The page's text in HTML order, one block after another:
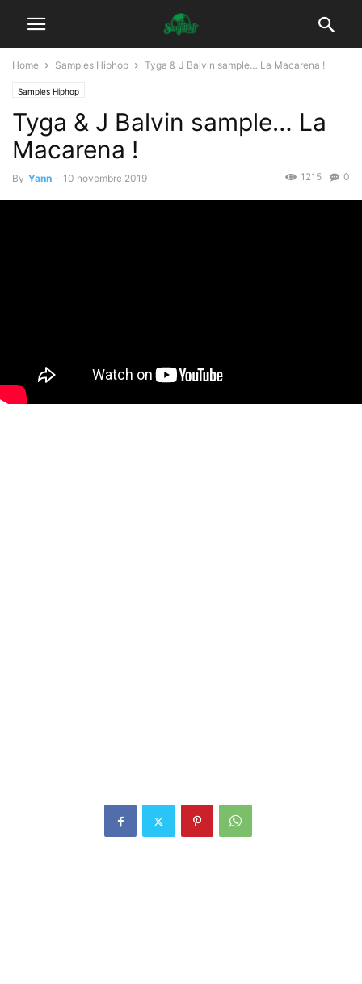
Home Samples Hiphop Tyga & J Balvin sample… La Macarena !
Samples Hiphop
Tyga & J Balvin sample… La
Macarena !
By Yann - 10 novembre 2019 0
1215